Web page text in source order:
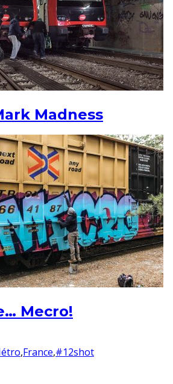
Madness
Mecro!
,France,#12shot